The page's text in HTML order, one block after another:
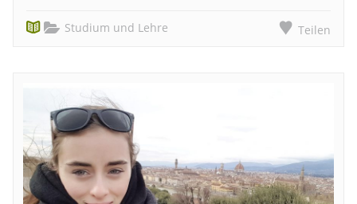
Studium und Lehre Teilen